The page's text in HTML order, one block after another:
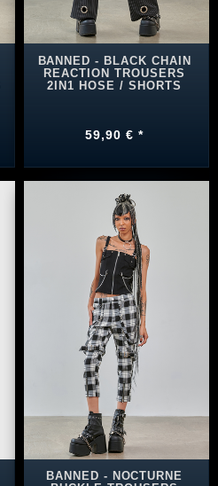
BANNED - BLACK CHAIN
REACTION TROUSERS
2IN1 HOSE / SHORTS
59,90 € *
BANNED - NOCTURNE